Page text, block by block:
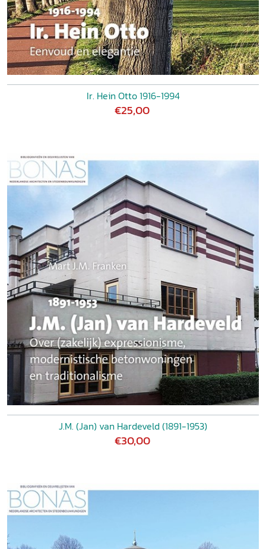
Ir. Hein Otto 1916-1994
€25,00
J.M. (Jan) van Hardeveld (1891-1953)
€30,00